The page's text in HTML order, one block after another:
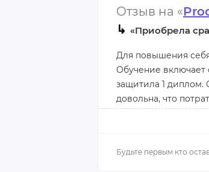
Минусы:
К сожалению, нет
теории
Отзыв на «
↳ «Приобрела
Для повышения
Обучение включает
защитила 1 диплом.
довольна, что
важная и
Учебный материал
поддержки